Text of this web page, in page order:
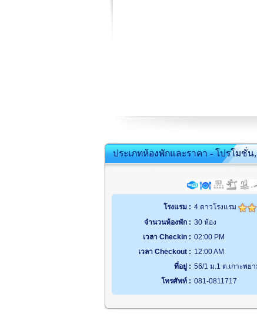
ประเภทห้องพักและราคา - โปรโมชั่
โรงแรม : 4 ดาวโรงแรม
จำนวนห้องพัก : 30 ห้อง
เวลา Checkin : 02:00 PM
เวลา Checkout : 12:00 AM
ที่อยู่ : 56/1 ม.1 ต.เกาะพย
โทรศัพท์ : 081-0811717